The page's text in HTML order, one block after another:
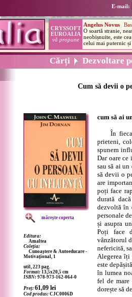
E-mail:
Cărți Dezvoltare
Cum să devii o
mărește coperta
Editura:
Amaltea
Coleția:
Cunoaștere & Autoeducare -
Motivațional, 1
util, 223 pag.
Format: 13,5x20,5 cm
ISBN: 978-973-162-064-0
Preț: 61,09 lei
Cod produs: CJC0006D
cum să ai
În
prieteni,
spunem
Dar oare ce
sau să ai
să devii o
are
poți face
durată
dezvoltă în
personale
și asupra
Poți face
vânzătorul
nefericită,
Alegerea îți
este
în lumea
fel de mare
dorește să